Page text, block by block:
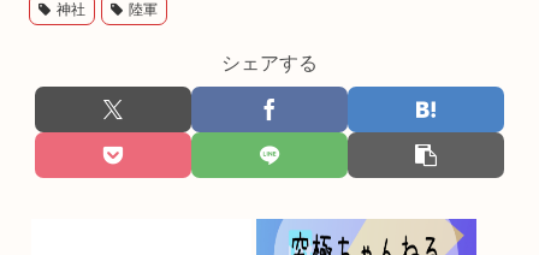
神社
陸軍
シェアする